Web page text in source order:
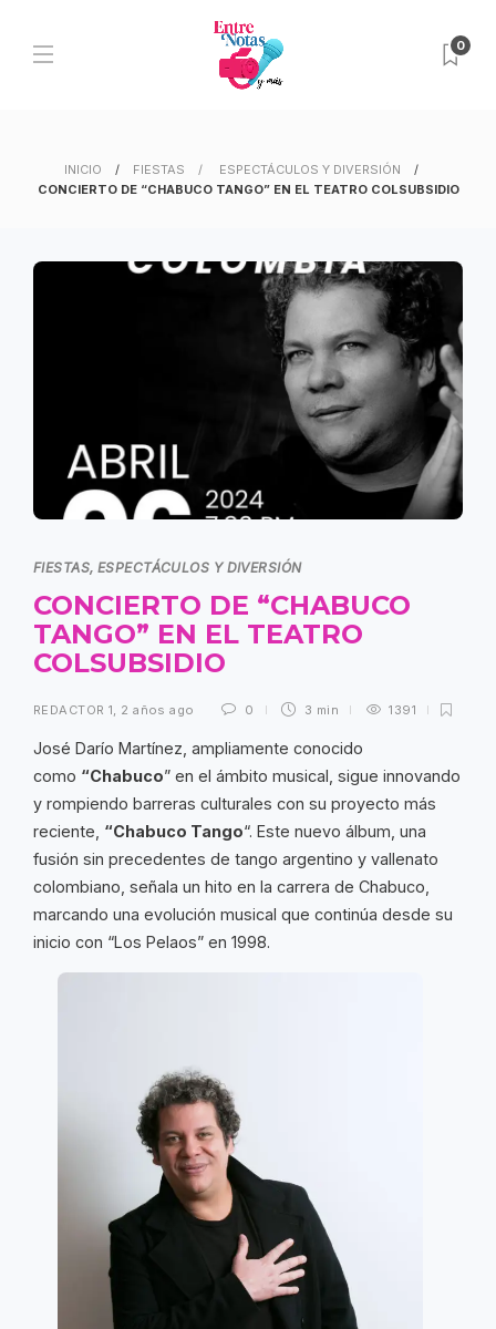
0
INICIO FIESTAS
ESPECTÁCULOS Y DIVERSIÓN
CONCIERTO DE “CHABUCO TANGO” EN EL TEATRO COLSUBSIDIO
FIESTAS, ESPECTÁCULOS Y DIVERSIÓN
CONCIERTO DE “CHABUCO
TANGO” EN EL TEATRO
COLSUBSIDIO
REDACTOR 1 2 años ago 0 3 min 1391
José Darío Martínez, ampliamente conocido
como “Chabuco” en el ámbito musical, sigue innovando
y rompiendo barreras culturales con su proyecto más
reciente, “Chabuco Tango“. Este nuevo álbum, una
fusión sin precedentes de tango argentino y vallenato
colombiano, señala un hito en la carrera de Chabuco,
marcando una evolución musical que continúa desde su
inicio con “Los Pelaos” en 1998.